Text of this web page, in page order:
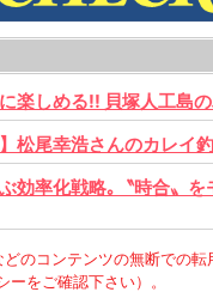
楽しめる!! 貝塚人工島
松尾幸浩さんのカレイ
効率化戦略｡〝時合〟
のコンテンツの無断での転
ーをご確認下さい）。